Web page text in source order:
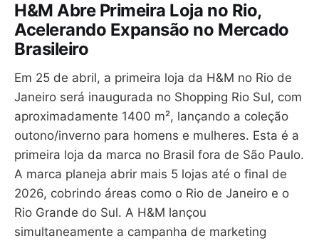
H&M Abre Primeira Loja no Rio,
Acelerando Expansão no Mercado
Brasileiro
Em 25 de abril, a primeira loja da H&M no Rio de
Janeiro será inaugurada no Shopping Rio Sul, com
aproximadamente 1400 m², lançando a coleção
outono/inverno para homens e mulheres. Esta é a
primeira loja da marca no Brasil fora de São Paulo.
A marca planeja abrir mais 5 lojas até o final de
2026, cobrindo áreas como o Rio de Janeiro e o
Rio Grande do Sul. A H&M lançou
simultaneamente a campanha de marketing